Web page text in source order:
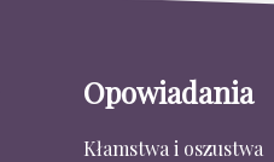
Opowiadania
Kłamstwa i oszustwa